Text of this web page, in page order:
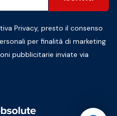
Privacy, presto il consenso
per finalità di marketing
pubblicitarie inviate via